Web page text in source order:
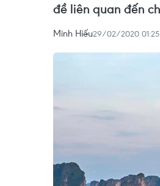
đề liên quan đến
Minh Hiếu29/02/2020 01:25